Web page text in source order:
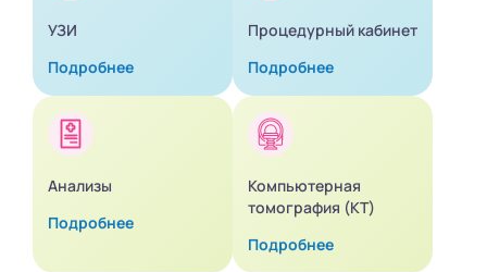
УЗИ
Подробнее
Процедурный кабинет
Подробнее
Анализы
Подробнее
Компьютерная
томография (КТ)
Подробнее